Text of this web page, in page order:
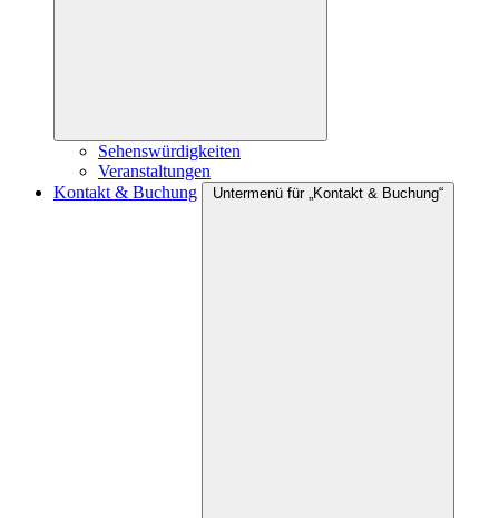
Sehenswürdigkeiten
Veranstaltungen
Kontakt & Buchung
Untermenü für „Kontakt & Buchung“